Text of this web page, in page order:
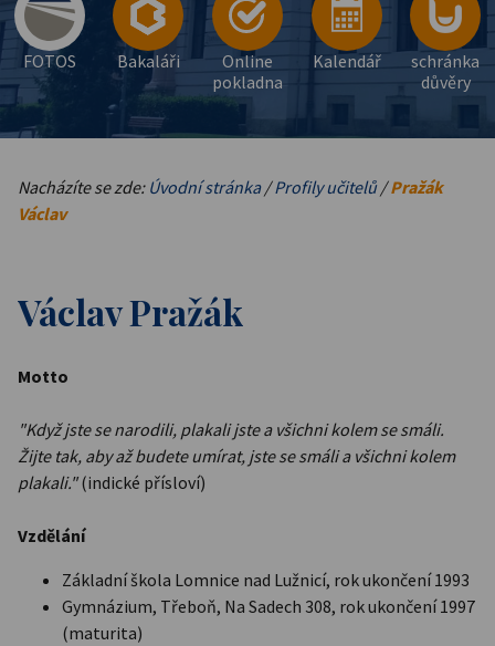
FOTOS Bakaláři
Online
pokladna
Kalendář
schránka
důvěry
Nacházíte se zde: Úvodní stránka/Profily učitelů/Pražák
Václav
Václav Pražák
Motto
"Když jste se narodili, plakali jste a všichni kolem se smáli.
Žijte tak, aby až budete umírat, jste se smáli a všichni kolem
plakali."(indické přísloví)
Vzdělání
Základní škola Lomnice nad Lužnicí, rok ukončení 1993
Gymnázium, Třeboň, Na Sadech 308, rok ukončení 1997
(maturita)